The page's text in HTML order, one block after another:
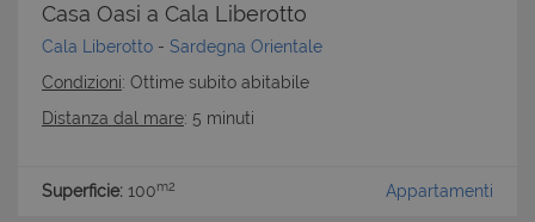
Casa Oasi a Cala Liberotto
Cala Liberotto - Sardegna Orientale
Condizioni: Ottime subito abitabile
Distanza dal mare: 5 minuti
Superficie: 100m2 Appartamenti